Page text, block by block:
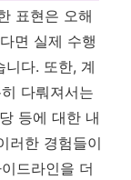
표현은 오해
면 실제 수행
다. 또한, 계
다뤄져서는
등에 대한 내
러한 경험들이
드라인을 더